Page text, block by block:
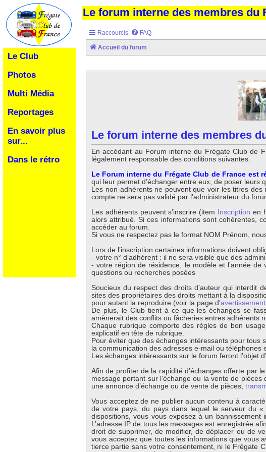
Le Club
Photos
Multi Média
Reportages
En savoir plus
sur...
Dans le rétro
Le forum interne des membres du
Raccourcis FAQ
Accueil du forum
Le forum interne des membres
En accédant au Forum interne du Frégate Club de
légalement responsable des conditions suivantes.
Le Forum interne du Frégate Club de France est
qui leur permet d’échanger entre eux, de poser leurs
Les non-adhérents ne peuvent que voir les titres
compte ne sera pas validé par l’administrateur du
Les adhérents peuvent s’inscrire (item Inscription en
alors attribué. Si ces informations sont cohérentes,
accéder au forum.
Si vous ne respectez pas le format NOM Prénom,
Lors de l’inscription certaines informations doivent
- votre n° d’adhérent : il ne sera visible que des
- votre région de résidence, le modèle et l’année
questions ou recherches posées
Soucieux du respect des droits d’auteur qui interdit
sites des propriétaires des droits mettant à la
pour autant la reproduire (voir la page d’
De plus, le Club tient à ce que les échanges se
amènerait des conflits ou fâcheries entres adhérents
Chaque rubrique comporte des règles de bon
explicatif en tête de rubrique.
Pour éviter que des échanges intéressants pour tous
la communication des adresses e-mail ou téléphones
Les échanges intéressants sur le forum feront l’objet
Afin de profiter de la rapidité d’échanges offerte par
message portant sur l’échange ou la vente de
une annonce d’échange ou de vente de pièces,
Vous acceptez de ne publier aucun contenu à
de votre pays, du pays dans lequel le serveur du
dispositions, vous vous exposez à un bannissement
L’adresse IP de tous les messages est enregistrée
droit de supprimer, de modifier, de déplacer ou de
vous acceptez que toutes les informations que vous
tierce partie sans votre consentement, ni le Frégate